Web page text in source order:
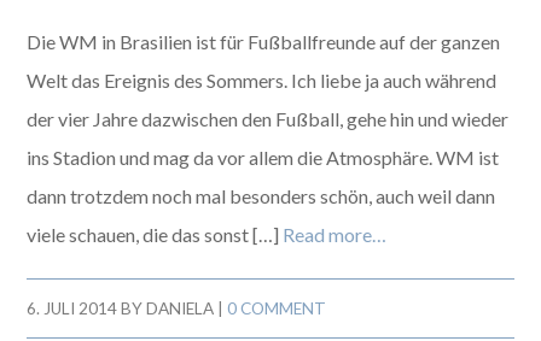
Die WM in Brasilien ist für Fußballfreunde auf der ganzen
Welt das Ereignis des Sommers. Ich liebe ja auch während
der vier Jahre dazwischen den Fußball, gehe hin und wieder
ins Stadion und mag da vor allem die Atmosphäre. WM ist
dann trotzdem noch mal besonders schön, auch weil dann
viele schauen, die das sonst […] Read more…
6. JULI 2014BYDANIELA |0 COMMENT